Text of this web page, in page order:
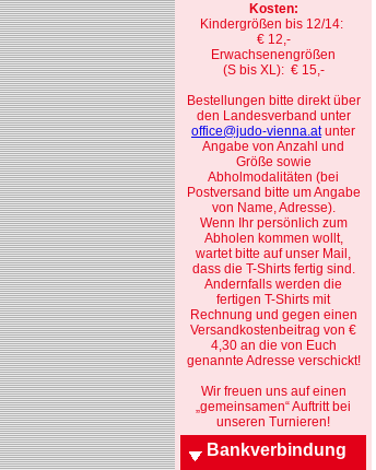
Kosten:
Kindergrößen bis 12/14:
€ 12,-
Erwachsenengrößen
(S bis XL): € 15,-
Bestellungen bitte direkt über
den Landesverband unter
office@judo-vienna.atunter
Angabe von Anzahl und
Größe sowie
Abholmodalitäten (bei
Postversand bitte um Angabe
von Name, Adresse).
Wenn Ihr persönlich zum
Abholen kommen wollt,
wartet bitte auf unser Mail,
dass die T-Shirts fertig sind.
Andernfalls werden die
fertigen T-Shirts mit
Rechnung und gegen einen
Versandkostenbeitrag von €
4,30 an die von Euch
genannte Adresse verschickt!
Wir freuen uns auf einen
„gemeinsamen“ Auftritt bei
unseren Turnieren!
Bankverbindung